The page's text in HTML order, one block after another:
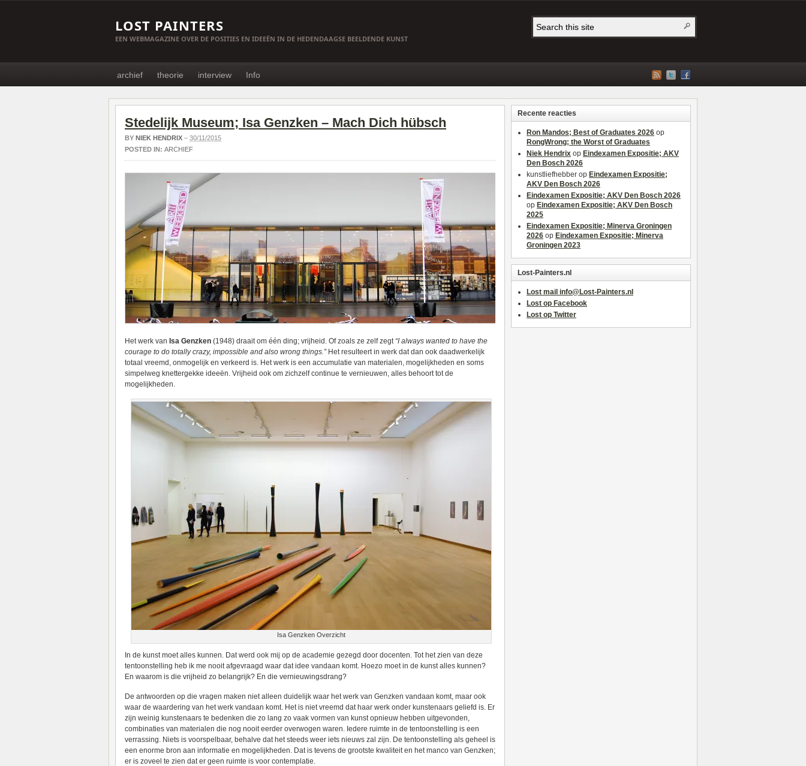
LOST PAINTERS
EEN WEBMAGAZINE OVER DE POSITIES EN IDEEËN IN DE HEDENDAAGSE BEELDENDE KUNST
archief theorie interview Info
Stedelijk Museum; Isa Genzken – Mach Dich hübsch‎
BY NIEK HENDRIX – 30/11/2015
POSTED IN: ARCHIEF
Het werk van Isa Genzken (1948) draait om één ding; vrijheid. Of zoals ze zelf zegt “I always wanted to have the
courage to do totally crazy, impossible and also wrong things.” Het resulteert in werk dat dan ook daadwerkelijk
totaal vreemd, onmogelijk en verkeerd is. Het werk is een accumulatie van materialen, mogelijkheden en soms
simpelweg knettergekke ideeën. Vrijheid ook om zichzelf continue te vernieuwen, alles behoort tot de
mogelijkheden.
Isa Genzken Overzicht
In de kunst moet alles kunnen. Dat werd ook mij op de academie gezegd door docenten. Tot het zien van deze
tentoonstelling heb ik me nooit afgevraagd waar dat idee vandaan komt. Hoezo moet in de kunst alles kunnen?
En waarom is die vrijheid zo belangrijk? En die vernieuwingsdrang?
De antwoorden op die vragen maken niet alleen duidelijk waar het werk van Genzken vandaan komt, maar ook
waar de waardering van het werk vandaan komt. Het is niet vreemd dat haar werk onder kunstenaars geliefd is. Er
zijn weinig kunstenaars te bedenken die zo lang zo vaak vormen van kunst opnieuw hebben uitgevonden,
combinaties van materialen die nog nooit eerder overwogen waren. Iedere ruimte in de tentoonstelling is een
verrassing. Niets is voorspelbaar, behalve dat het steeds weer iets nieuws zal zijn. De tentoonstelling als geheel is
een enorme bron aan informatie en mogelijkheden. Dat is tevens de grootste kwaliteit en het manco van Genzken;
er is zoveel te zien dat er geen ruimte is voor contemplatie.
Recente reacties
Ron Mandos; Best of Graduates 2026 op
RongWrong; the Worst of Graduates
Niek Hendrix op Eindexamen Expositie; AKV
Den Bosch 2026
kunstliefhebber op Eindexamen Expositie;
AKV Den Bosch 2026
Eindexamen Expositie; AKV Den Bosch 2026
op Eindexamen Expositie; AKV Den Bosch
2025
Eindexamen Expositie; Minerva Groningen
2026 op Eindexamen Expositie; Minerva
Groningen 2023
Lost-Painters.nl
Lost mail info@Lost-Painters.nl
Lost op Facebook
Lost op Twitter